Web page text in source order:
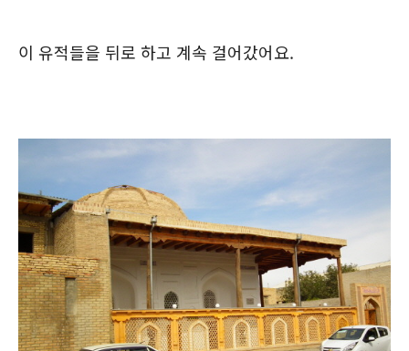
이 유적들을 뒤로 하고 계속 걸어갔어요.